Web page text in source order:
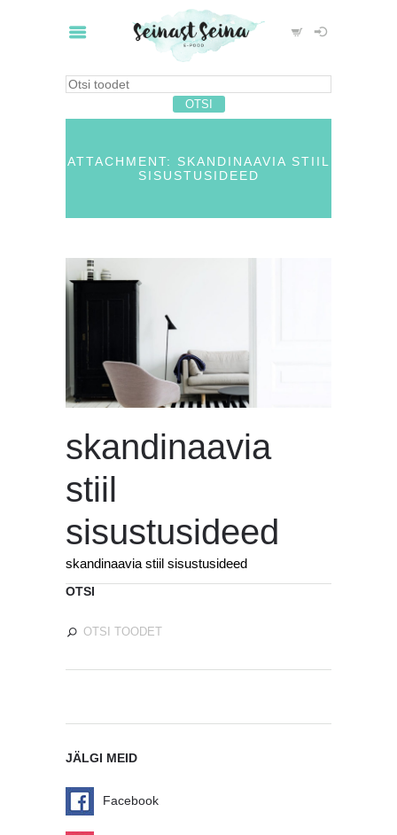
ATTACHMENT: SKANDINAAVIA STIIL
SISUSTUSIDEED
skandinaavia
stiil
sisustusideed
skandinaavia stiil sisustusideed
OTSI
JÄLGI MEID
Facebook